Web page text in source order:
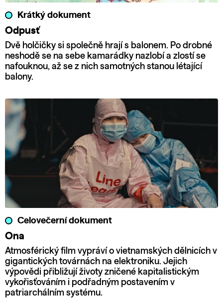
Krátký dokument
Odpusť
Dvě holčičky si společně hrají s balonem. Po drobné
neshodě se na sebe kamarádky nazlobí a zlostí se
nafouknou, až se z nich samotných stanou létající
balony.
Celovečerní dokument
Ona
Atmosférický film vypráví o vietnamských dělnicích v
gigantických továrnách na elektroniku. Jejich
výpovědi přibližují životy zničené kapitalistickým
vykořisťováním i podřadným postavením v
patriarchálním systému.